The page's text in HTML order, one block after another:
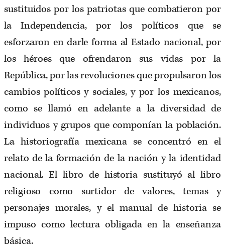
sustituidos por los patriotas que combatieron por
la Independencia, por los políticos que se
esforzaron en darle forma al Estado nacional, por
los héroes que ofrendaron sus vidas por la
República, por las revoluciones que propulsaron los
cambios políticos y sociales, y por los mexicanos,
como se llamó en adelante a la diversidad de
individuos y grupos que componían la población.
La historiografía mexicana se concentró en el
relato de la formación de la nación y la identidad
nacional. El libro de historia sustituyó al libro
religioso como surtidor de valores, temas y
personajes morales, y el manual de historia se
impuso como lectura obligada en la enseñanza
básica.